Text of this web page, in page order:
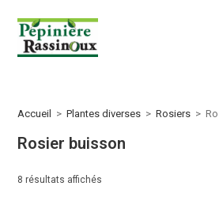
content
Accueil > Plantes diverses > Rosiers >
Rosier buisson
8 résultats affichés